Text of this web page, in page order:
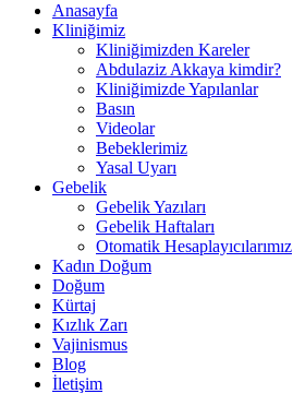
Anasayfa
Kliniğimiz
Kliniğimizden Kareler
Abdulaziz Akkaya kimdir?
Kliniğimizde Yapılanlar
Basın
Videolar
Bebeklerimiz
Yasal Uyarı
Gebelik
Gebelik Yazıları
Gebelik Haftaları
Otomatik Hesaplayıcılarımız
Kadın Doğum
Doğum
Kürtaj
Kızlık Zarı
Vajinismus
Blog
İletişim